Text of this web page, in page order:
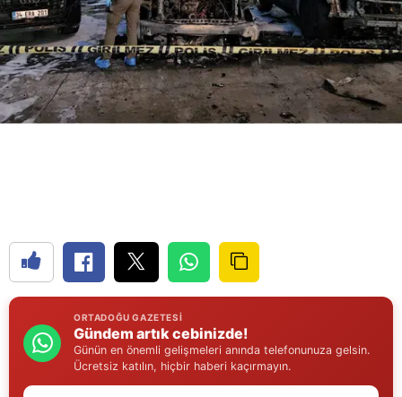
Çankırı
Çorum
Denizli
Diyarbakır
Erzincan
Erzurum
Gaziantep
Giresun
ORTADOĞU GAZETESI
Gündem artık cebinizde!
Günün en önemli gelişmeleri anında telefonunuza gelsin.
Ücretsiz katılın, hiçbir haberi kaçırmayın.